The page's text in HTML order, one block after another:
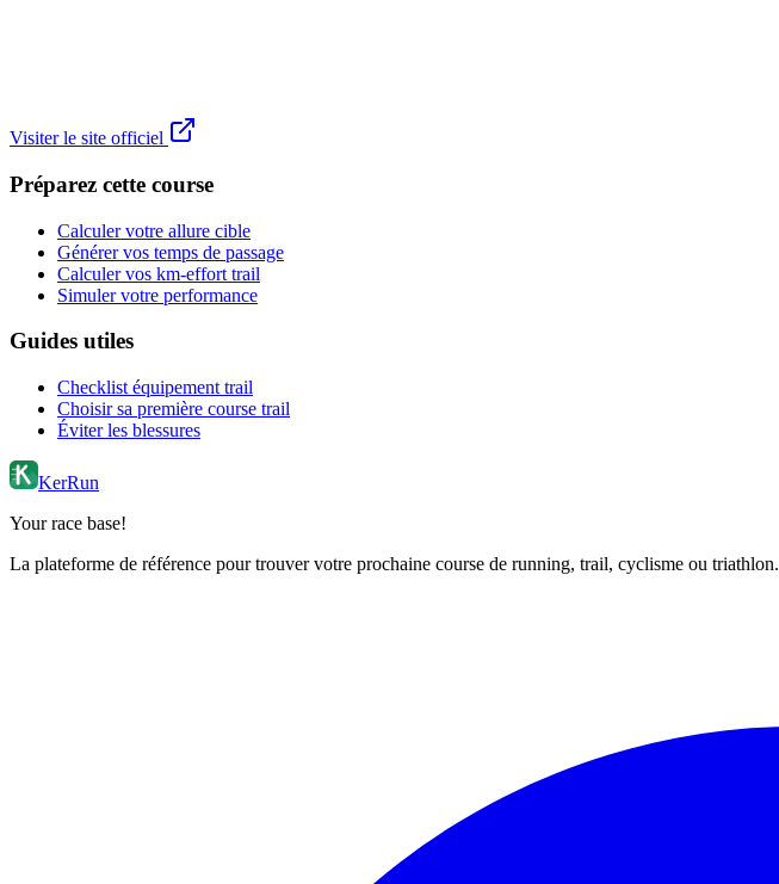
Visiter le site officiel
Préparez cette course
Calculer votre allure cible
Générer vos temps de passage
Calculer vos km-effort trail
Simuler votre performance
Guides utiles
Checklist équipement trail
Choisir sa première course trail
Éviter les blessures
KerRun
Your race base!
La plateforme de référence pour trouver votre prochaine course de running, trail, cyclisme ou triathlon.